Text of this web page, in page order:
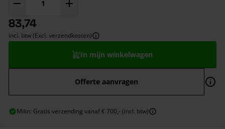
83,74
incl. btw (Excl. verzendkosten)
In mijn winkelwagen
Offerte aanvragen
Milin: Gratis verzending vanaf € 700,- (incl. btw)